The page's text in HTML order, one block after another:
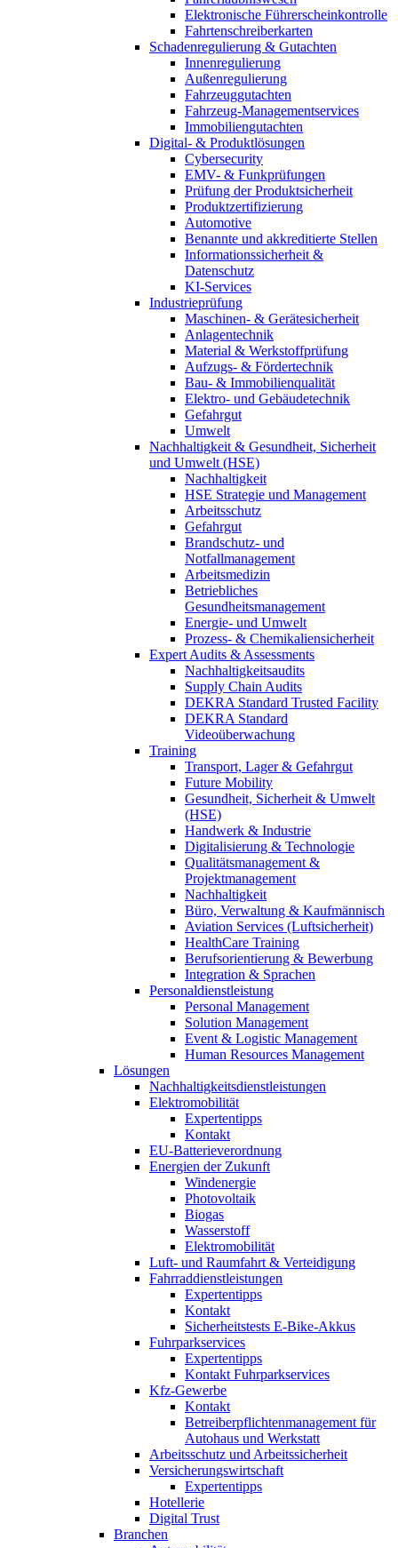
Elektronische Führerscheinkontrolle
Fahrtenschreiberkarten
Schadenregulierung & Gutachten
Innenregulierung
Außenregulierung
Fahrzeuggutachten
Fahrzeug-Managementservices
Immobiliengutachten
Digital- & Produktlösungen
Cybersecurity
EMV- & Funkprüfungen
Prüfung der Produktsicherheit
Produktzertifizierung
Automotive
Benannte und akkreditierte Stellen
Informationssicherheit &
Datenschutz
KI-Services
Industrieprüfung
Maschinen- & Gerätesicherheit
Anlagentechnik
Material & Werkstoffprüfung
Aufzugs- & Fördertechnik
Bau- & Immobilienqualität
Elektro- und Gebäudetechnik
Gefahrgut
Umwelt
Nachhaltigkeit & Gesundheit, Sicherheit
und Umwelt (HSE)
Nachhaltigkeit
HSE Strategie und Management
Arbeitsschutz
Gefahrgut
Brandschutz- und
Notfallmanagement
Arbeitsmedizin
Betriebliches
Gesundheitsmanagement
Energie- und Umwelt
Prozess- & Chemikaliensicherheit
Expert Audits & Assessments
Nachhaltigkeitsaudits
Supply Chain Audits
DEKRA Standard Trusted Facility
DEKRA Standard
Videoüberwachung
Training
Transport, Lager & Gefahrgut
Future Mobility
Gesundheit, Sicherheit & Umwelt
(HSE)
Handwerk & Industrie
Digitalisierung & Technologie
Qualitätsmanagement &
Projektmanagement
Nachhaltigkeit
Büro, Verwaltung & Kaufmännisch
Aviation Services (Luftsicherheit)
HealthCare Training
Berufsorientierung & Bewerbung
Integration & Sprachen
Personaldienstleistung
Personal Management
Solution Management
Event & Logistic Management
Human Resources Management
Lösungen
Nachhaltigkeitsdienstleistungen
Elektromobilität
Expertentipps
Kontakt
EU-Batterieverordnung
Energien der Zukunft
Windenergie
Photovoltaik
Biogas
Wasserstoff
Elektromobilität
Luft- und Raumfahrt & Verteidigung
Fahrraddienstleistungen
Expertentipps
Kontakt
Sicherheitstests E-Bike-Akkus
Fuhrparkservices
Expertentipps
Kontakt Fuhrparkservices
Kfz-Gewerbe
Kontakt
Betreiberpflichtenmanagement für
Autohaus und Werkstatt
Arbeitsschutz und Arbeitssicherheit
Versicherungswirtschaft
Expertentipps
Hotellerie
Digital Trust
Branchen